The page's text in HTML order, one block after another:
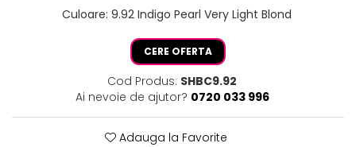
Culoare: 9.92 Indigo Pearl Very Light Blond
CERE OFERTA
Cod Produs: SHBC9.92
Ai nevoie de ajutor? 0720 033 996
Adauga la Favorite